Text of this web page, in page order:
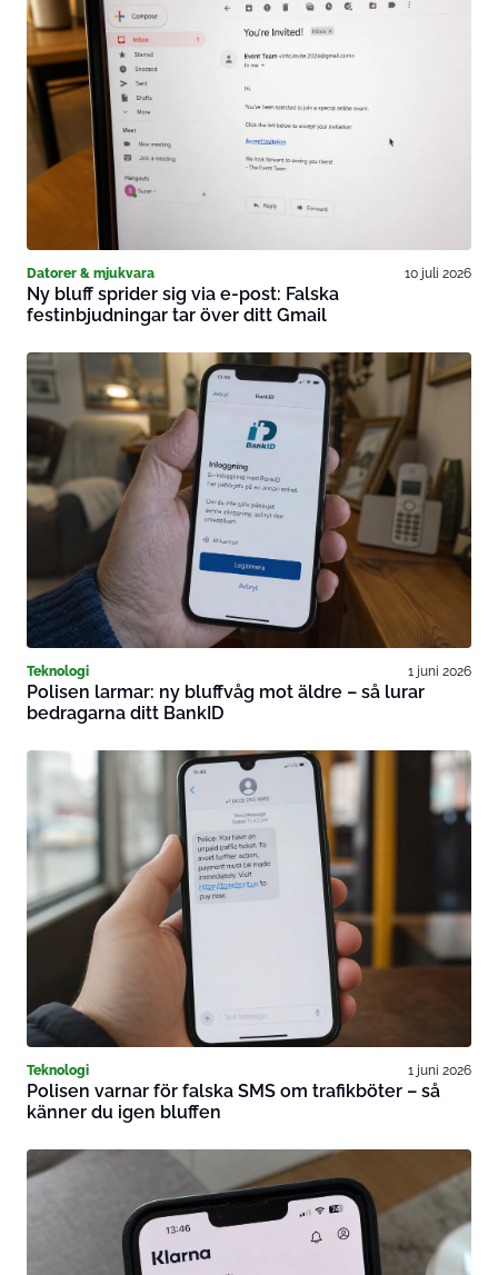
Datorer & mjukvara 10 juli 2026
Ny bluff sprider sig via e-post: Falska
festinbjudningar tar över ditt Gmail
Teknologi 1 juni 2026
Polisen larmar: ny bluffvåg mot äldre – så lurar
bedragarna ditt BankID
Teknologi 1 juni 2026
Polisen varnar för falska SMS om trafikböter – så
känner du igen bluffen